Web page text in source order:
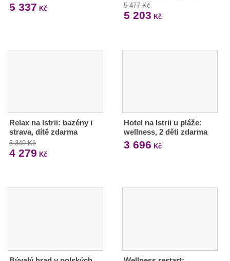
5 337 Kč 5 477 Kč
5 203 Kč
Relax na Istrii: bazény i
strava, dítě zdarma
5 349 Kč
4 279 Kč
Hotel na Istrii u pláže:
wellness, 2 děti zdarma
3 696 Kč